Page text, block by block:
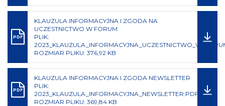
PDF
KLAUZULA INFORMACYJNA I ZGODA NA
UCZESTNICTWO W FORUM
PLIK:
ROZMIAR PLIKU: 376,92 KB
PDF
KLAUZULA INFORMACYJNA I ZGODA NEWSLETTER
PLIK:
2023_KLAUZULA_INFORMACYJNA_NEWSLETTER.PDF
ROZMIAR PLIKU: 369,84 KB